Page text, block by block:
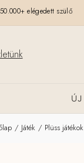
elégedett szülő
ÚJ
Játék Plüss játékok